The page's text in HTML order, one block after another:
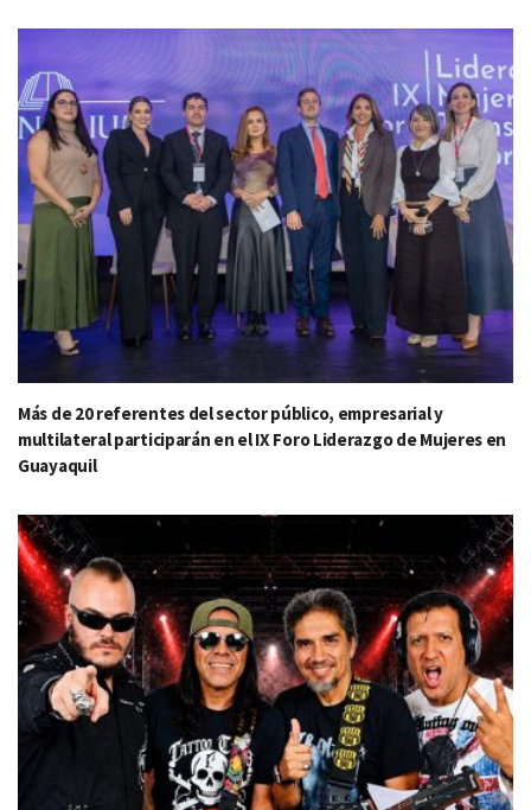
Más de 20 referentes del sector público, empresarial y
multilateral participarán en el IX Foro Liderazgo de Mujeres en
Guayaquil